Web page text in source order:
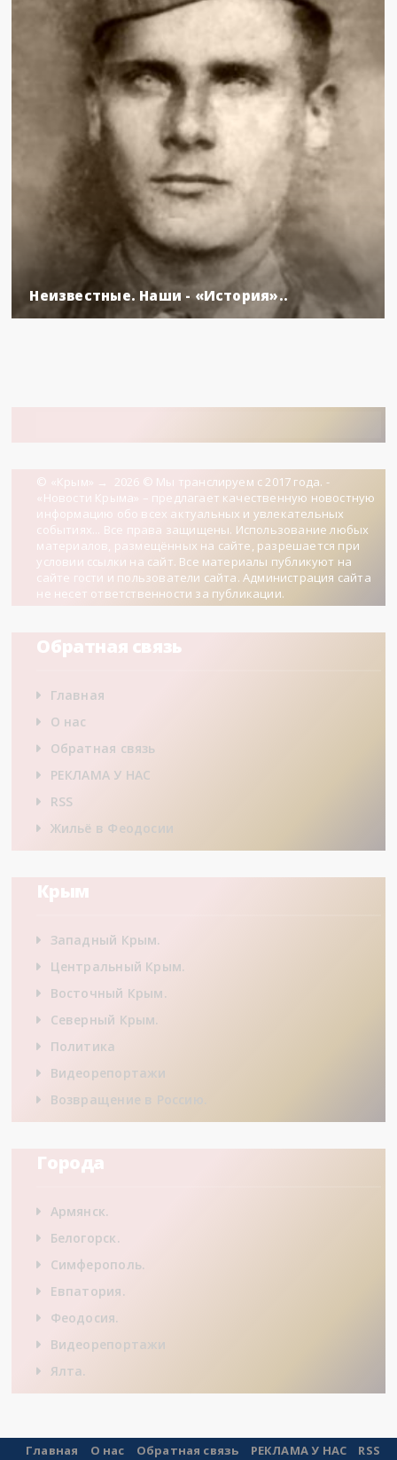
Неизвестные. Наши - «История»..
© «Крым» → 2026 © Мы транслируем с 2017 года. -
«Новости Крыма» – предлагает качественную новостную
информацию обо всех актуальных и увлекательных
событиях... Все права защищены. Использование любых
материалов, размещённых на сайте, разрешается при
условии ссылки на сайт. Все материалы публикуют на
сайте гости и пользователи сайта. Администрация сайта
не несет ответственности за публикации.
Обратная связь
Главная
О нас
Обратная связь
РЕКЛАМА У НАС
RSS
Жильё в Феодосии
Крым
Западный Крым.
Центральный Крым.
Восточный Крым.
Северный Крым.
Политика
Видеорепортажи
Возвращение в Россию.
Города
Армянск.
Белогорск.
Симферополь.
Евпатория.
Феодосия.
Видеорепортажи
Ялта.
Главная О нас Обратная связь РЕКЛАМА У НАС RSS